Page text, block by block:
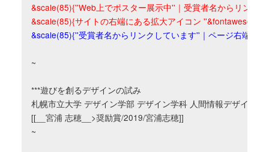
&scale(85){''Web上でポスター展示中''｜受賞者名からリンク
&scale(85){サイトの右端にある拡大アイコン
&scale(85){''受賞者名からリンクしています''｜ページ右端の
~
***遊びを創るデザインの試み
札幌市立大学 デザイン学部 デザイン学科 人間情報デザインコ
[[__宮浦 志穂__>奨励賞/2019/宮浦志穂]]
~